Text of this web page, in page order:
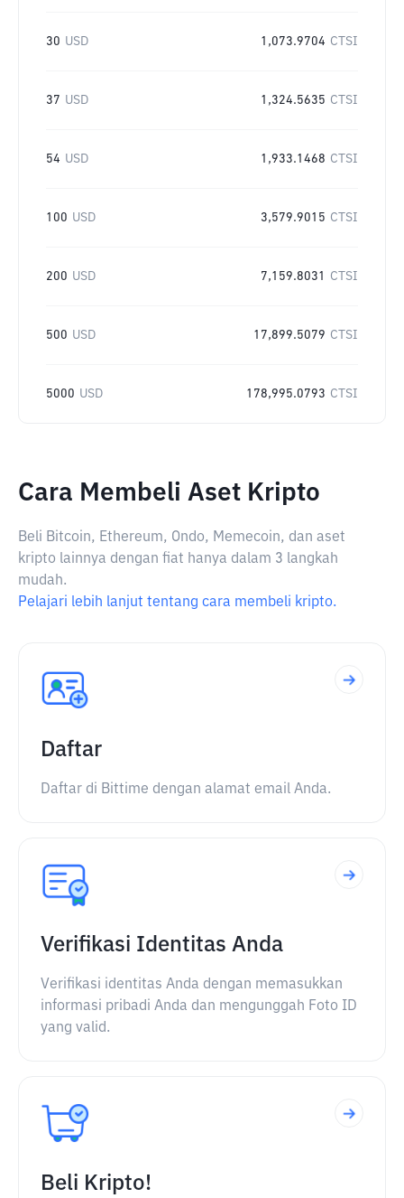
30 USD 1,073.9704 CTSI
37 USD 1,324.5635 CTSI
54 USD 1,933.1468 CTSI
100 USD 3,579.9015 CTSI
200 USD 7,159.8031 CTSI
500 USD 17,899.5079 CTSI
5000 USD 178,995.0793 CTSI
Cara Membeli Aset Kripto
Beli Bitcoin, Ethereum, Ondo, Memecoin, dan aset
kripto lainnya dengan fiat hanya dalam 3 langkah
mudah.
Pelajari lebih lanjut tentang cara membeli kripto.
Daftar
Daftar di Bittime dengan alamat email Anda.
Verifikasi Identitas Anda
Verifikasi identitas Anda dengan memasukkan
informasi pribadi Anda dan mengunggah Foto ID
yang valid.
Beli Kripto!